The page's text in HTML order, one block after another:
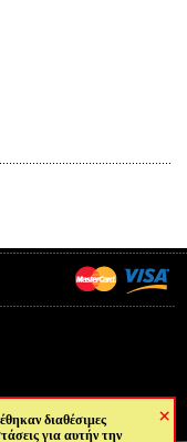
×
διαθέσιμες
για αυτήν την